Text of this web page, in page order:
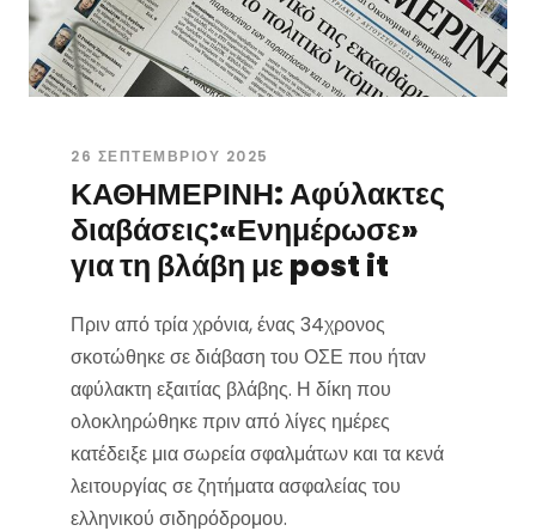
26 ΣΕΠΤΕΜΒΡΊΟΥ 2025
ΚΑΘΗΜΕΡΙΝΗ: Αφύλακτες
διαβάσεις:«Ενημέρωσε»
για τη βλάβη με post it
Πριν από τρία χρόνια, ένας 34χρονος
σκοτώθηκε σε διάβαση του ΟΣΕ που ήταν
αφύλακτη εξαιτίας βλάβης. Η δίκη που
ολοκληρώθηκε πριν από λίγες ημέρες
κατέδειξε μια σωρεία σφαλμάτων και τα κενά
λειτουργίας σε ζητήματα ασφαλείας του
ελληνικού σιδηρόδρομου.